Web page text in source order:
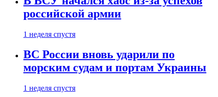
российской армии
1 неделя спустя
ВС России вновь ударили по
морским судам и портам Украины
1 неделя спустя